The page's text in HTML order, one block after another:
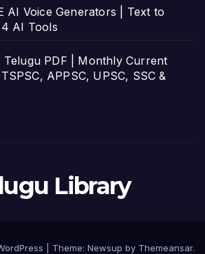
AI Voice Generators | Text to
AI Tools
PDF | Monthly Current
APPSC, UPSC, SSC &
Library
Theme: Newsup by Themeansar.